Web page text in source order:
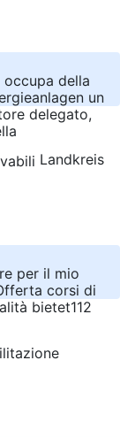
della
un
delegato,
Landkreis
per il mio
corsi di
bietet112